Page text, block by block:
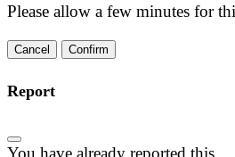
Please allow a few minutes for
Confirm
Report
You have already reported this